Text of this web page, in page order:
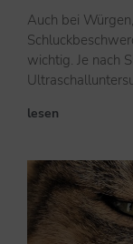
Auch bei
wichtig. Je nach
lesen